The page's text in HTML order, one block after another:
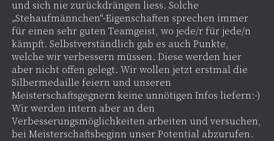
und sich nie zurückdrängen liess. Solche
„Stehaufmännchen“-Eigenschaften sprechen immer
für einen sehr guten Teamgeist, wo jede/r für jede/n
kämpft. Selbstverständlich gab es auch Punkte,
welche wir verbessern müssen. Diese werden hier
aber nicht offen gelegt. Wir wollen jetzt erstmal die
Silbermedaille feiern und unseren
Meisterschaftsgegnern keine unnötigen Infos liefern:-)
Wir werden intern aber an den
Verbesserungsmöglichkeiten arbeiten und versuchen,
bei Meisterschaftsbeginn unser Potential abzurufen.